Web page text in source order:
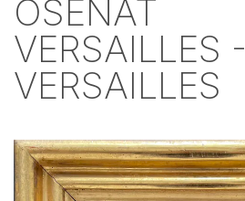
OSENAT
VERSAILLES -
VERSAILLES